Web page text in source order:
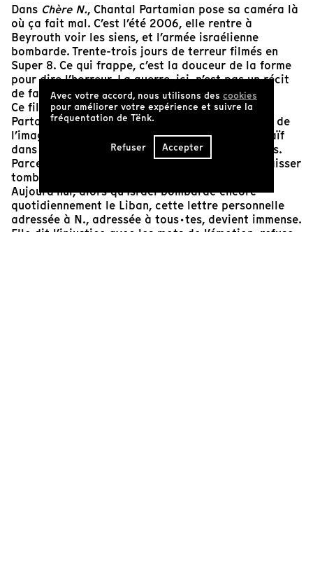
Dans Chère N., Chantal Partamian pose sa caméra là
où ça fait mal. C’est l’été 2006, elle rentre à
Beyrouth voir les siens, et l’armée israélienne
bombarde. Trente-trois jours de terreur filmés en
Super 8. Ce qui frappe, c’est la douceur de la forme
pour dire l’horreur. La guerre, ici, n’est pas un récit
de faits : c’est une affaire de fantômes.
Ce film n’est pas représentatif du travail de
Partamian, cinéaste expérimentale et archiviste de
l’image.
est un geste à part, presque naïf
dans son urgence – essentiel à cet endroit précis.
Parce qu’il rappelle que l’art doit parfois tout laisser
tomber pour témoigner.
Aujourd’hui, alors qu’Israël bombarde encore
quotidiennement le Liban, cette lettre personnelle
adressée à N., adressée à tous·tes, devient immense.
Elle dit l’injustice avec les mots de l’émotion, refuse
Avec votre accord, nous utilisons des cookies
pour améliorer votre expérience et suivre la
fréquentation de Tënk.
Refuser Accepter